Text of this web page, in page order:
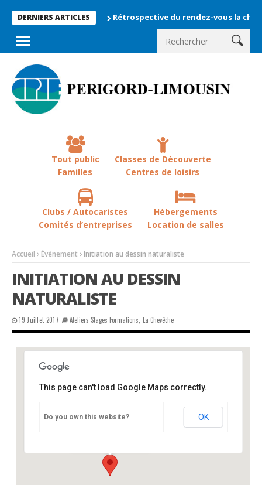
DERNIERS ARTICLESRétrospective du rendez-vous la chevêche
Tout public
Familles
Classes de Découverte
Centres de loisirs
Clubs / Autocaristes
Comités d’entreprises
Hébergements
Location de salles
Accueil Événement Initiation au dessin naturaliste
INITIATION AU DESSIN
NATURALISTE
19 Juillet 2017 Ateliers Stages Formations, La Chevêche
CPIE périgord-limousin
Événements
This page can't load Google Maps correctly.
Do you own this website? OK